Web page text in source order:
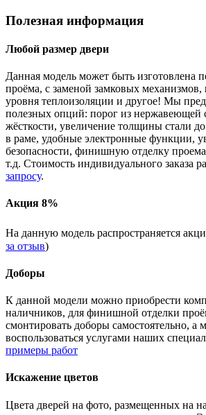
Полезная информация
Любой размер двери
Данная модель может быть изготовлена
проёма, с заменой замковых механизмов,
уровня теплоизоляции и другое! Мы
полезных опций: порог из нержавеющей
жёсткости, увеличение толщины стали
в раме, удобные электронные функции,
безопасности, финишную отделку
т.д. Стоимость индивидуального заказа
запросу.
Акция 8%
На данную модель распространяется
за отзыв)
Доборы
К данной модели можно приобрести
наличников, для финишной отделки
смонтировать доборы самостоятельно, а
воспользоваться услугами наших
примеры работ
Искажение цветов
Цвета дверей на фото, размещенных на